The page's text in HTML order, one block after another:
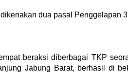
dua pasal Penggelapan
beraksi diberbagai TKP
Jabung Barat, berhasil di